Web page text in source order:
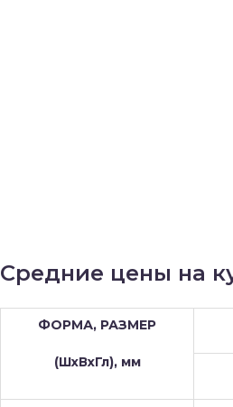
Средние цены на
ФОРМА, РАЗМЕР
(ШхВхГл), мм